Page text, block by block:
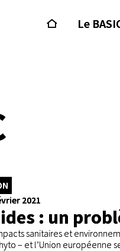
Le
2021
: un
sanitaires et
– et l’Union européenne